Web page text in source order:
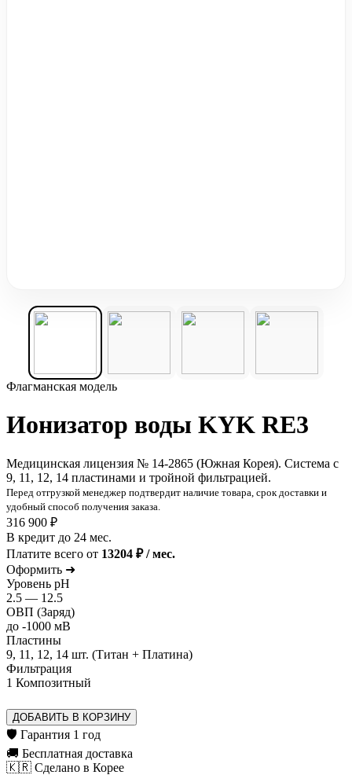
Флагманская модель
Ионизатор воды KYK RE3
Медицинская лицензия № 14-2865 (Южная Корея). Система с
9, 11, 12, 14 пластинами и тройной фильтрацией.
Перед отгрузкой менеджер подтвердит наличие товара, срок доставки и
удобный способ получения заказа.
316 900 ₽
В кредит до 24 мес.
Платите всего от 13204 ₽ / мес.
Оформить ➜
Уровень pH
2.5 — 12.5
ОВП (Заряд)
до -1000 мВ
Пластины
9, 11, 12, 14 шт. (Титан + Платина)
Фильтрация
1 Композитный
ДОБАВИТЬ В КОРЗИНУ
🛡️ Гарантия 1 год
🚚 Бесплатная доставка
🇰🇷 Сделано в Корее